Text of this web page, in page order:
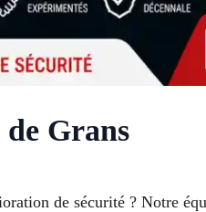
Grans
de sécurité ? Notre